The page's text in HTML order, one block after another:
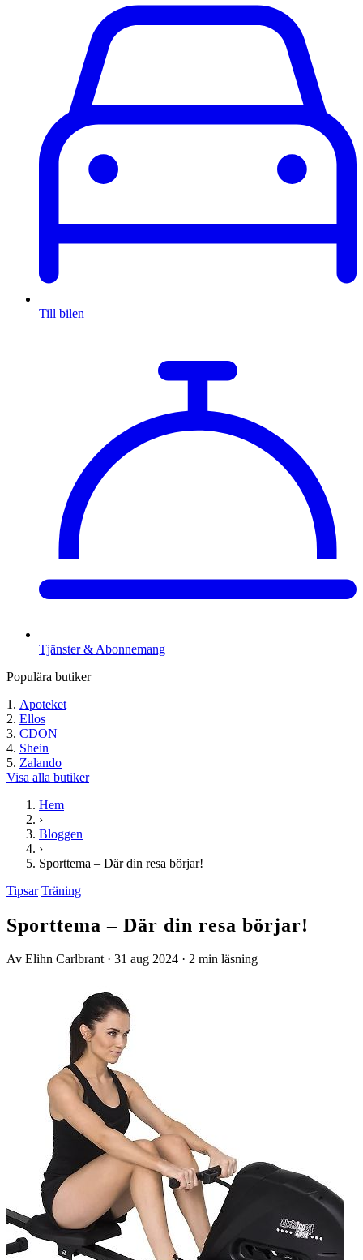
Till bilen
Tjänster & Abonnemang
Populära butiker
Apoteket
Ellos
CDON
Shein
Zalando
Visa alla butiker
Hem
›
Bloggen
›
Sporttema – Där din resa börjar!
Tipsar Träning
Sporttema – Där din resa börjar!
Av Elihn Carlbrant · 31 aug 2024 · 2 min läsning